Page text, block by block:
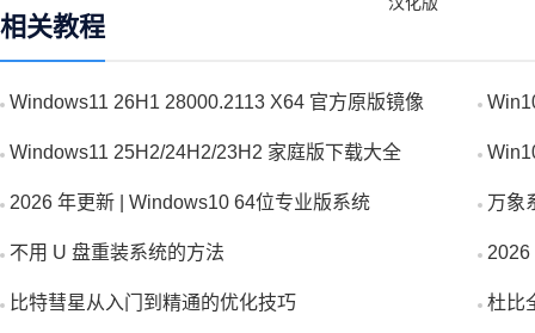
相关教程
Windows11 26H1 28000.2113 X64 官方原版镜像
Windows11 25H2/24H2/23H2 家庭版下载大全
2026 年更新 | Windows10 64位专业版系统 万象
不用 U 盘重装系统的方法 2026
比特彗星从入门到精通的优化技巧 杜比